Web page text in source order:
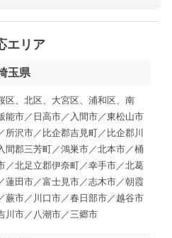
エリア
玉県
区、北区、大宮区、浦和区、南
能市／日高市／入間市／東松山市
所沢市／比企郡吉見町／比企郡川
間郡三芳町／鴻巣市／北本市／桶
／北足立郡伊奈町／幸手市／北葛
蓮田市／富士見市／志木市／朝霞
蕨市／川口市／春日部市／越谷市
川市／八潮市／三郷市